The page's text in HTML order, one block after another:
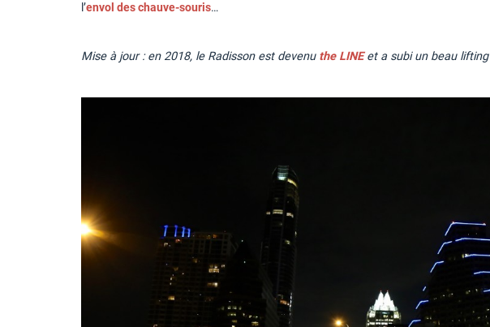
l’envol des chauve-souris…
Mise à jour : en 2018, le Radisson est devenu the LINEet a subi un beau lifting